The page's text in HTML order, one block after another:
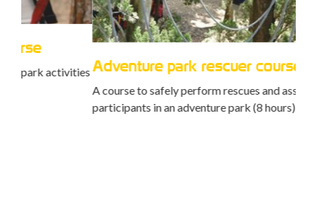
Adventure park rescuer course
A course to safely perform rescues and assist
participants in an adventure park (8 hours)